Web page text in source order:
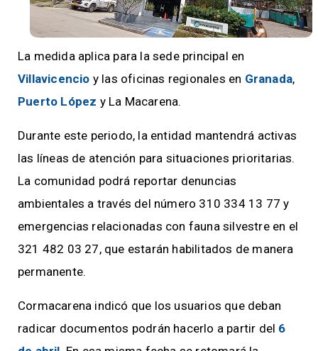
La medida aplica para la sede principal en
Villavicencio y las oficinas regionales en Granada,
Puerto López y La Macarena.
Durante este periodo, la entidad mantendrá activas
las líneas de atención para situaciones prioritarias.
La comunidad podrá reportar denuncias
ambientales a través del número 310 334 13 77 y
emergencias relacionadas con fauna silvestre en el
321 482 03 27, que estarán habilitados de manera
permanente.
Cormacarena indicó que los usuarios que deban
radicar documentos podrán hacerlo a partir del 6